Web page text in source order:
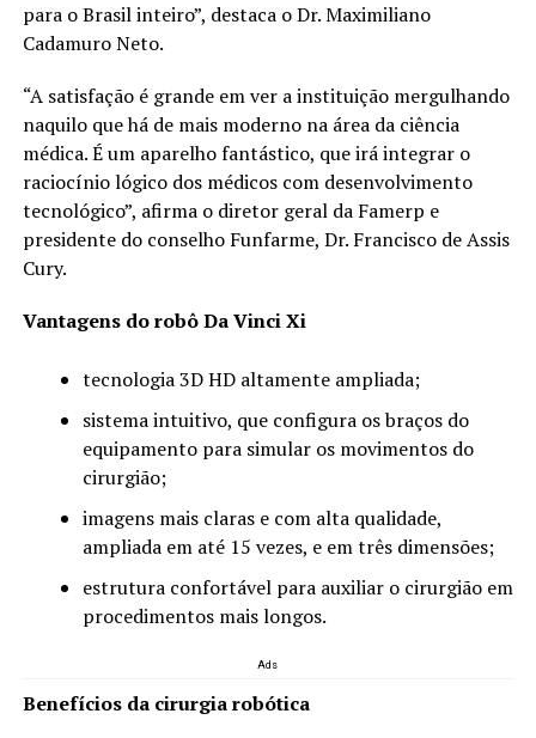
para o Brasil inteiro”, destaca o Dr. Maximiliano
Cadamuro Neto.
“A satisfação é grande em ver a instituição mergulhando
naquilo que há de mais moderno na área da ciência
médica. É um aparelho fantástico, que irá integrar o
raciocínio lógico dos médicos com desenvolvimento
tecnológico”, afirma o diretor geral da Famerp e
presidente do conselho Funfarme, Dr. Francisco de Assis
Cury.
Vantagens do robô Da Vinci Xi
tecnologia 3D HD altamente ampliada;
sistema intuitivo, que configura os braços do
equipamento para simular os movimentos do
cirurgião;
imagens mais claras e com alta qualidade,
ampliada em até 15 vezes, e em três dimensões;
estrutura confortável para auxiliar o cirurgião em
procedimentos mais longos.
Ads
Benefícios da cirurgia robótica